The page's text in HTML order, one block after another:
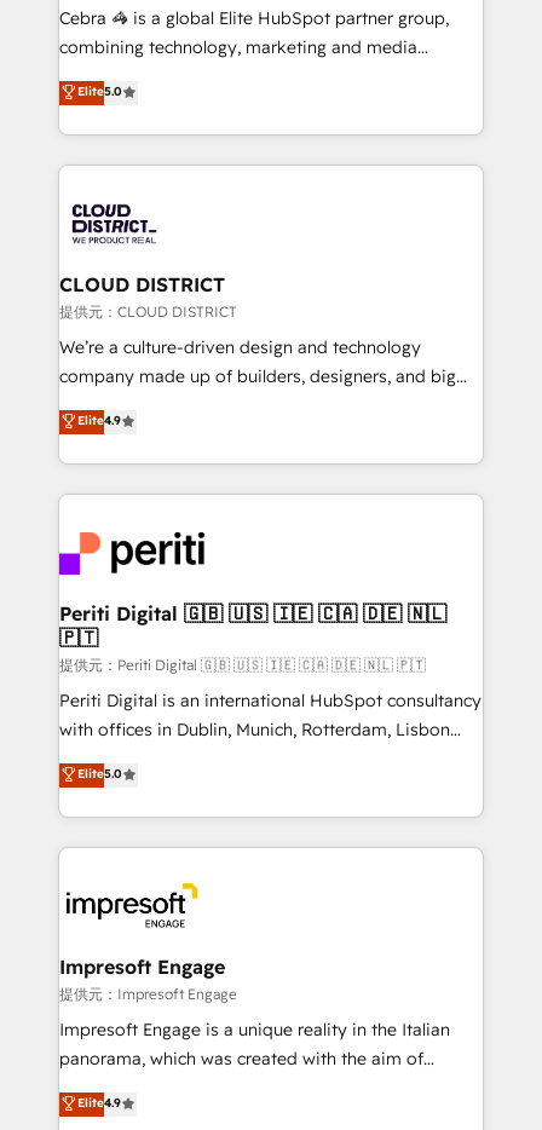
boost with a new HubSpot site Recognized leaders:
🏆 HubSpot Platform Migration Impact Award 🏆
Inbound Campaign of the Year 🏆 Gold AVA Digital
Award for Best Website 🌟 Accreditations: CRM
Cebra 🦓 is a global Elite HubSpot partner group,
combining technology, marketing and media
expertise across Latin America and Southern
Europe, with teams across 7 countries. Born in Chile,
we combine local insight with international reach to
help businesses grow through technology, creativity,
500+ HubSpot implementations, building end-to-
end solutions that integrate CRM, AI automation,
inbound and loop marketing, content, and digital
creativity. Our multicultural team works in Spanish,
Portuguese, and English to design scalable strategies
that drive measurable growth. 🌎 Highlights: • 10+
Platform Migration Excellence. • Top 3 Partner of the
Year LATAM 2022, 2023, 2024, 2025. • Partner of the
business with HubSpot? Let Cebra’s experts help
you grow faster, smarter, and with impact.
Elite5.0
CLOUD DISTRICT
提供元：CLOUD DISTRICT
We’re a culture-driven design and technology
company made up of builders, designers, and big
thinkers. We blend strategy, design, and
development—always fueled by curiosity—to turn
ideas, opportunities, and challenges into meaningful
experiences. To us, technology is more than just
and—most importantly—simple. That’s why we lean
into bold ideas and shape them into thoughtful
products and strategies that actually make a
difference.
Elite4.9
Periti Digital 🇬🇧 🇺🇸 🇮🇪 🇨🇦 🇩🇪 🇳🇱
🇵🇹
提供元：Periti Digital 🇬🇧 🇺🇸 🇮🇪 🇨🇦 🇩🇪 🇳🇱 🇵🇹
Periti Digital is an international HubSpot consultancy
with offices in Dublin, Munich, Rotterdam, Lisbon
and New York. 🔎 We are focused on enhancing
revenue-generation strategies for clients through
complete integration of core business processes
and systems (such as ERP and e-commerce
results. 🎯 We present a solution-centric approach
and we're focused on HubSpot. We work with some
of HubSpot's most important customers to generate
value from the platform in the long term. 🤖 We have
worked 400+ HubSpot customers across industries
but specialise in the more complex projects where
represent key aspects of the project's success.
Elite5.0
Impresoft Engage
提供元：Impresoft Engage
Impresoft Engage is a unique reality in the Italian
panorama, which was created with the aim of
putting Customer Experience at the center by
creating digital environments capable of integrating
Elite4.9